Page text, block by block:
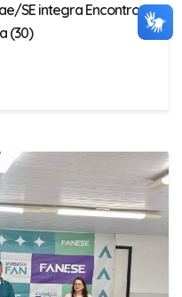
SE integra Encontro
(30)